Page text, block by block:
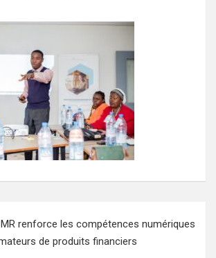
renforce les compétences numériques
de produits financiers